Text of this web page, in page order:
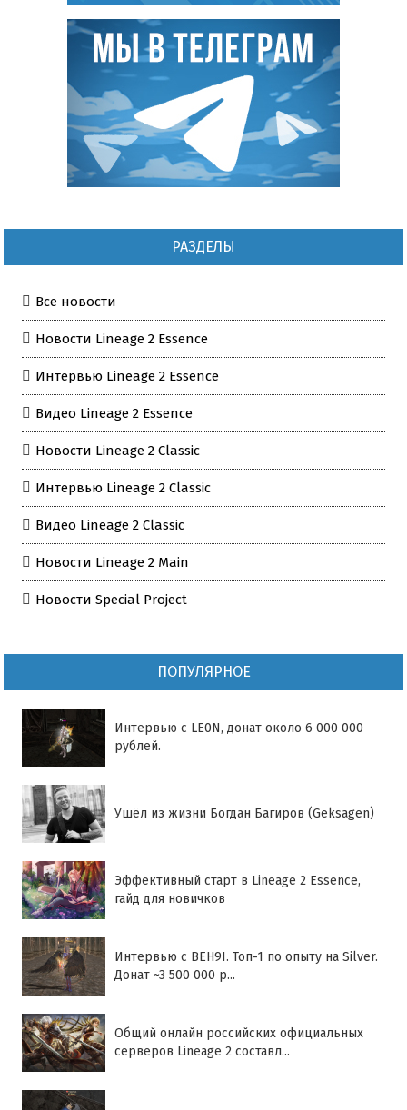
РАЗДЕЛЫ
Все новости
Новости Lineage 2 Essence
Интервью Lineage 2 Essence
Видео Lineage 2 Essence
Новости Lineage 2 Classic
Интервью Lineage 2 Classic
Видео Lineage 2 Classic
Новости Lineage 2 Main
Новости Special Project
ПОПУЛЯРНОЕ
Интервью с LE0N, донат около 6 000 000
рублей.
Ушёл из жизни Богдан Багиров (Geksagen)
Эффективный старт в Lineage 2 Essence,
гайд для новичков
Интервью с BEH9I. Топ-1 по опыту на Silver.
Донат ~3 500 000 р...
Общий онлайн российских официальных
серверов Lineage 2 составл...